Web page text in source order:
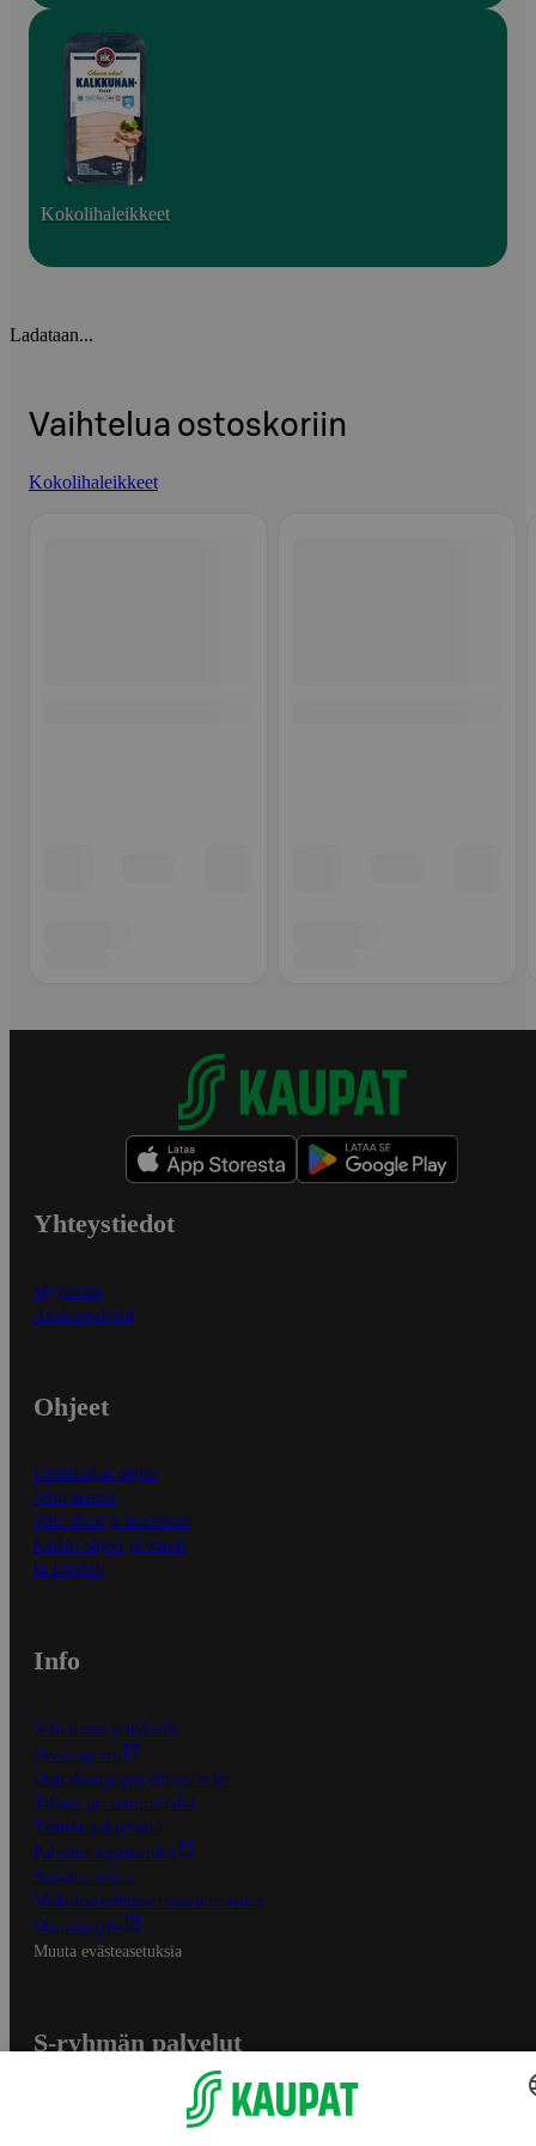
Kokolihaleikkeet
Ladataan...
Vaihtelua ostoskoriin
Kokolihaleikkeet
Yhteystiedot
Myymälät
Asiakaspalvelu
Ohjeet
Ensitilaajan ohjeet
Näin maksat
Näin tilaat ja muokkaat
Kaikki ohjeet ja vinkit
In English
Info
S-Business yrityksille
Oiva-raportit
Osuuskauppojen yhteystiedot
Tilaus- ja toimitusehdot
Tietosuojakäytäntö
Palvelun käyttöehdot
Saavutettavuus
Mobiilisovelluksen saavutettavuus
Mainostajalle
Muuta evästeasetuksia
S-ryhmän palvelut